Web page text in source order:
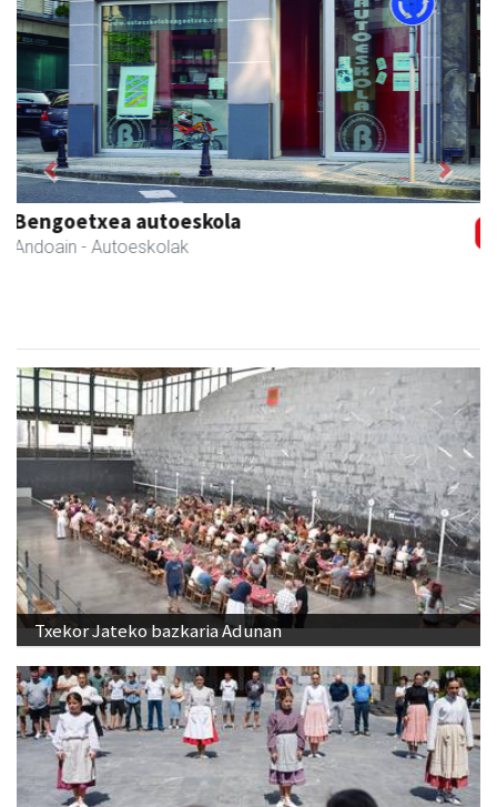
Urpa autobusak
Andoain - Autobusak
Previous Next
Txekor Jateko bazkaria Adunan